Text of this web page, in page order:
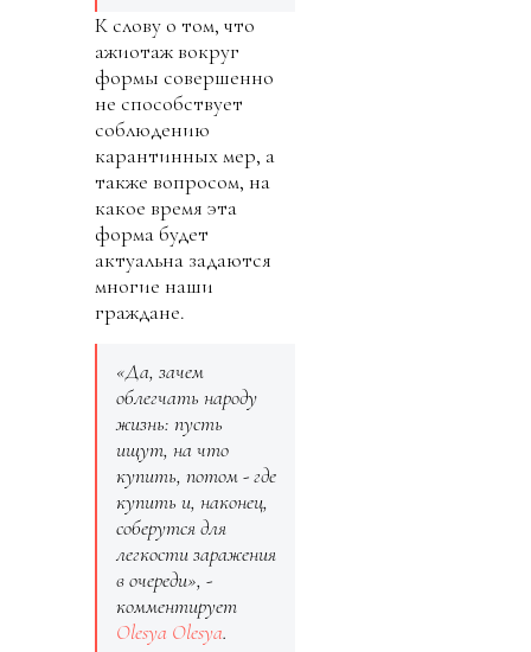
К слову о том, что
ажиотаж вокруг
формы совершенно
не способствует
соблюдению
карантинных мер, а
также вопросом, на
какое время эта
форма будет
актуальна задаются
многие наши
граждане.
«Да, зачем
облегчать народу
жизнь: пусть
ищут, на что
купить, потом - где
купить и, наконец,
соберутся для
легкости заражения
в очереди», -
комментирует
Olesya Olesya.